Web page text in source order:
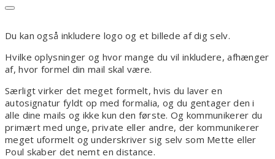
Du kan også inkludere logo og et billede af dig selv.
Hvilke oplysninger og hvor mange du vil inkludere, afhænger
af, hvor formel din mail skal være.
Særligt virker det meget formelt, hvis du laver en
autosignatur fyldt op med formalia, og du gentager den i
alle dine mails og ikke kun den første. Og kommunikerer du
primært med unge, private eller andre, der kommunikerer
meget uformelt og underskriver sig selv som Mette eller
Poul skaber det nemt en distance.